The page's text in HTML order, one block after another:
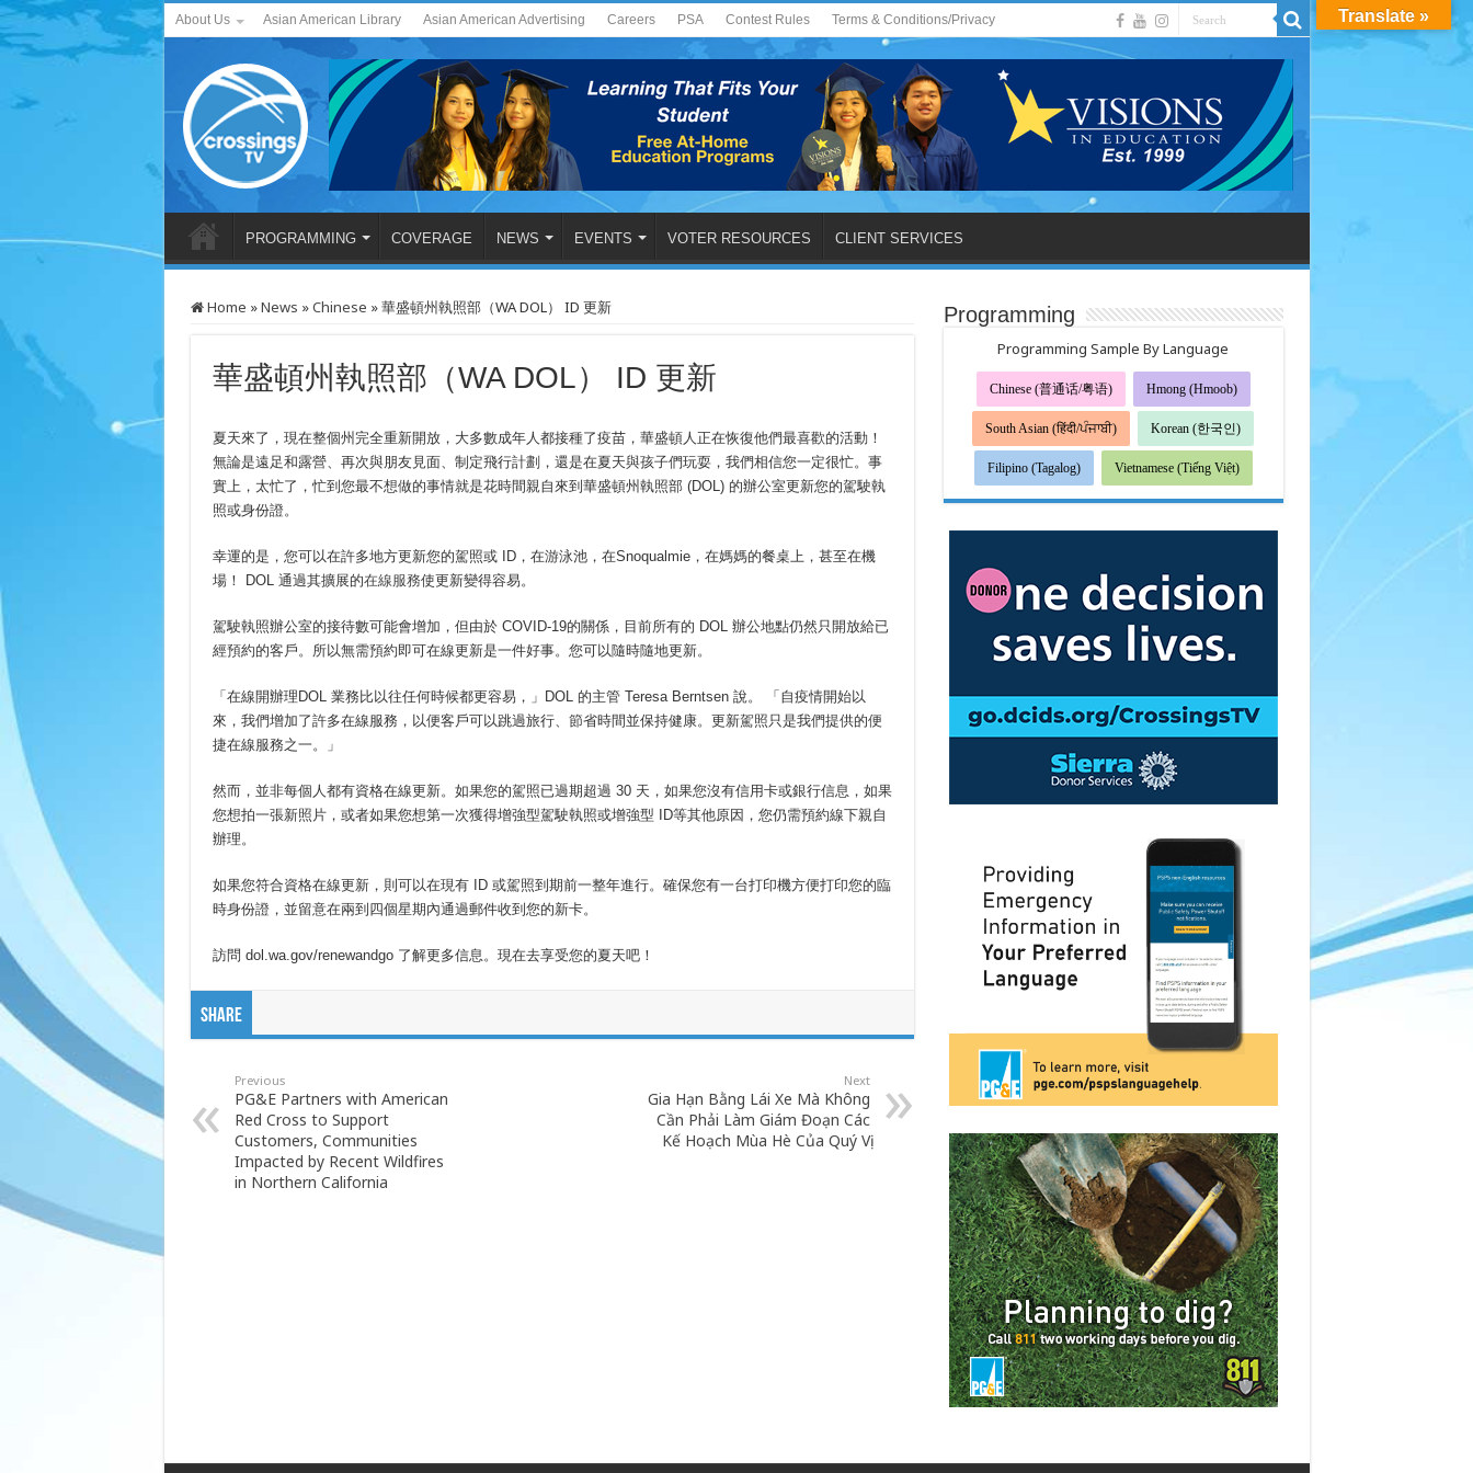
About Us Asian American Library Asian American Advertising Careers PSA Contest Rules Terms & Conditions/Privacy
PROGRAMMING COVERAGE NEWS EVENTS VOTER RESOURCES CLIENT SERVICES
Home »News »Chinese »華盛頓州執照部（WA DOL） ID 更新
華盛頓州執照部（WA DOL） ID 更新
夏天來了，現在整個州完全重新開放，大多數成年人都接種了疫苗，華盛頓人正在恢復他們最喜歡的活動！
無論是遠足和露營、再次與朋友見面、制定飛行計劃，還是在夏天與孩子們玩耍，我們相信您一定很忙。事
實上，太忙了，忙到您最不想做的事情就是花時間親自來到華盛頓州執照部 (DOL) 的辦公室更新您的駕駛執
照或身份證。
幸運的是，您可以在許多地方更新您的駕照或 ID，在游泳池，在Snoqualmie，在媽媽的餐桌上，甚至在機
場！ DOL 通過其擴展的在線服務使更新變得容易。
駕駛執照辦公室的接待數可能會增加，但由於 COVID-19的關係，目前所有的 DOL 辦公地點仍然只開放給已
經預約的客戶。所以無需預約即可在線更新是一件好事。您可以隨時隨地更新。
「在線開辦理DOL 業務比以往任何時候都更容易，」DOL 的主管 Teresa Berntsen 說。 「自疫情開始以
來，我們增加了許多在線服務，以便客戶可以跳過旅行、節省時間並保持健康。更新駕照只是我們提供的便
捷在線服務之一。」
然而，並非每個人都有資格在線更新。如果您的駕照已過期超過 30 天，如果您沒有信用卡或銀行信息，如果
您想拍一張新照片，或者如果您想第一次獲得增強型駕駛執照或增強型 ID等其他原因，您仍需預約線下親自
辦理。
如果您符合資格在線更新，則可以在現有 ID 或駕照到期前一整年進行。確保您有一台打印機方便打印您的臨
時身份證，並留意在兩到四個星期內通過郵件收到您的新卡。
訪問 dol.wa.gov/renewandgo 了解更多信息。現在去享受您的夏天吧！
Share
Previous
PG&E Partners with American
Red Cross to Support
Customers, Communities
Impacted by Recent Wildfires
in Northern California
Next
Gia Hạn Bằng Lái Xe Mà Không
Cần Phải Làm Giám Đoạn Các
Kế Hoạch Mùa Hè Của Quý Vị
Programming
Programming Sample By Language
Chinese (普通话/粤语) Hmong (Hmoob)
South Asian (हिंदी/ਪੰਜਾਬੀ) Korean (한국인)
Filipino (Tagalog) Vietnamese (Tiếng Việt)
Translate »